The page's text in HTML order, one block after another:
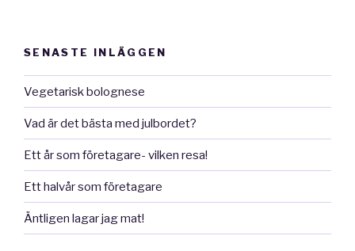
SENASTE INLÄGGEN
Vegetarisk bolognese
Vad är det bästa med julbordet?
Ett år som företagare- vilken resa!
Ett halvår som företagare
Äntligen lagar jag mat!